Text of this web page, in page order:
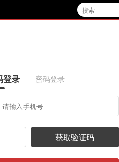
登录 密码登录
获取验证码